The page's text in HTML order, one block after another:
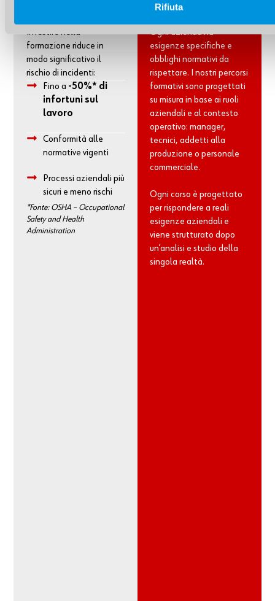
Rifiuta
Investire nella
formazione riduce in
modo significativo il
rischio di incidenti:
Fino a -50%* di
infortuni sul
lavoro
Conformità alle
normative vigenti
Processi aziendali più
sicuri e meno rischi
*Fonte: OSHA – Occupational
Safety and Health
Administration
personalizzata
Ogni azienda ha
esigenze specifiche e
obblighi normativi da
rispettare. I nostri percorsi
formativi sono progettati
su misura in base ai ruoli
aziendali e al contesto
operativo: manager,
tecnici, addetti alla
produzione o personale
commerciale.
Ogni corso è progettato
per rispondere a reali
esigenze aziendali e
viene strutturato dopo
un’analisi e studio della
singola realtà.